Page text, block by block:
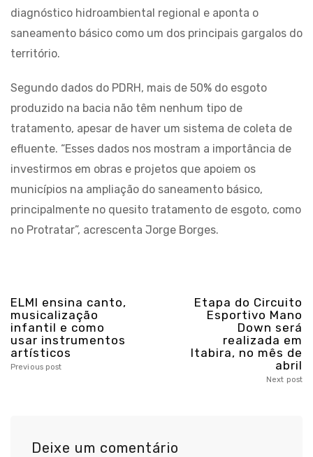
diagnóstico hidroambiental regional e aponta o
saneamento básico como um dos principais gargalos do
território.
Segundo dados do PDRH, mais de 50% do esgoto
produzido na bacia não têm nenhum tipo de
tratamento, apesar de haver um sistema de coleta de
efluente. “Esses dados nos mostram a importância de
investirmos em obras e projetos que apoiem os
municípios na ampliação do saneamento básico,
principalmente no quesito tratamento de esgoto, como
no Protratar”, acrescenta Jorge Borges.
ELMI ensina canto,
musicalização
infantil e como
usar instrumentos
artísticos
Previous post
Etapa do Circuito
Esportivo Mano
Down será
realizada em
Itabira, no mês de
abril
Next post
Deixe um comentário